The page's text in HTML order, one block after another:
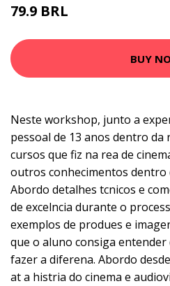
79.9 BRL
BUY
Neste workshop, junto a
pessoal de 13 anos dentro da
cursos que fiz na rea de
outros conhecimentos
Abordo detalhes tcnicos e
de excelncia durante o
exemplos de produes e
que o aluno consiga
fazer a diferena. Abordo
at a histria do cinema e